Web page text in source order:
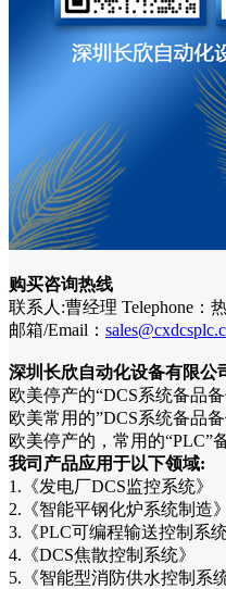
购买咨询热线
联系人:曹经理 Telephone：
邮箱/Email：
深圳长欣自动化设备有限公
欧美停产的“DCS系统备品
欧美常用的”DCS系统备品
欧美停产的，常用的“PLC”
我司产品应用于以下领域:
1.《发电厂DCS监控系统》
2.《智能平钢化炉系统制造》
3.《PLC可编程输送控制系统
4.《DCS焦散控制系统》
5.《智能型消防供水控制系统